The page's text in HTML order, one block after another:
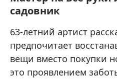
садовник
63-летний артист
предпочитает
вещи вместо покупки
это проявлением